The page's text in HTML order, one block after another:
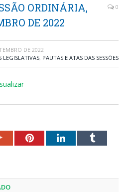
ORDINÁRIA,
DE 2022
0
DE 2022
LEGISLATIVAS, PAUTAS E ATAS DAS SESSÕES
Google+PinterestLinkedInTumblr